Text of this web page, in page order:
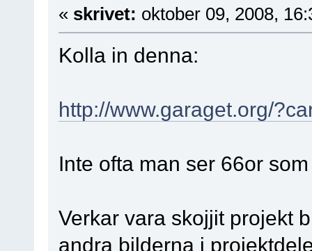
« skrivet: oktober 09, 2008,
Kolla in denna:
http://www.garaget.org/
Inte ofta man ser 66or
Verkar vara skojjit projekt
andra bilderna i